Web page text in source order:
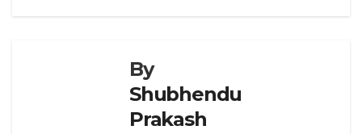
By
Shubhendu
Prakash